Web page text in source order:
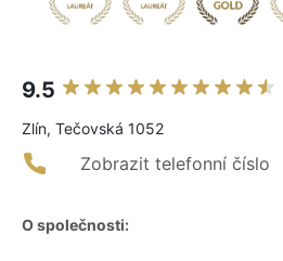
9.5
Zlín, Tečovská 1052
Zobrazit telefonní číslo
O společnosti: